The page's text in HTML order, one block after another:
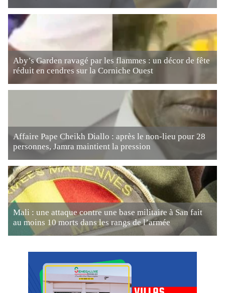
Aby’s Garden ravagé par les flammes : un décor de fête
réduit en cendres sur la Corniche Ouest
Affaire Pape Cheikh Diallo : après le non-lieu pour 28
personnes, Jamra maintient la pression
Mali : une attaque contre une base militaire à San fait
au moins 10 morts dans les rangs de l’armée